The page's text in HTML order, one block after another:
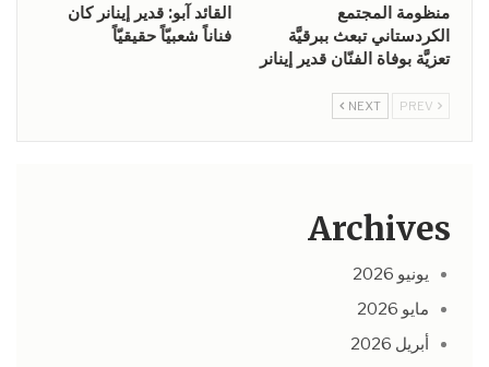
منظومة المجتمع
الكردستاني تبعث ببرقيَّة
تعزيَّة بوفاة الفنّان قدير إينانر
القائد آبو: قدير إينانر كان
فناناً شعبيّاً حقيقيّاً
NEXT
Archives
يونيو 2026
مايو 2026
أبريل 2026